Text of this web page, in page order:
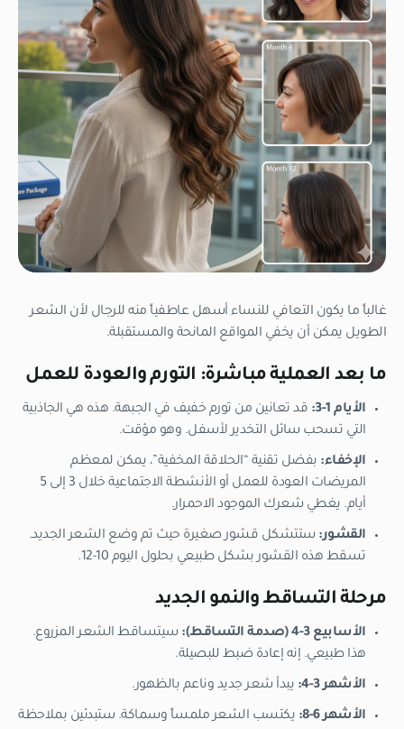
غالباً ما يكون التعافي للنساء أسهل عاطفياً منه للرجال لأن الشعر
الطويل يمكن أن يخفي المواقع المانحة والمستقبلة.
ما بعد العملية مباشرة: التورم والعودة للعمل
الأيام 1-3:
قد تعانين من تورم خفيف في الجبهة. هذه هي الجاذبية
التي تسحب سائل التخدير لأسفل. وهو مؤقت.
الإخفاء: بفضل تقنية “الحلاقة المخفية”، يمكن لمعظم
المريضات العودة للعمل أو الأنشطة الاجتماعية خلال 3 إلى 5
أيام. يغطي شعرك الموجود الاحمرار.
القشور: ستتشكل قشور صغيرة حيث تم وضع الشعر الجديد.
تسقط هذه القشور بشكل طبيعي بحلول اليوم 10-12.
مرحلة التساقط والنمو الجديد
الأسابيع 3-4 (صدمة التساقط):
سيتساقط الشعر المزروع.
هذا طبيعي. إنه إعادة ضبط للبصيلة.
الأشهر 3-4: يبدأ شعر جديد وناعم بالظهور.
الأشهر 6-8:
يكتسب الشعر ملمساً وسماكة. ستبدئين بملاحظة